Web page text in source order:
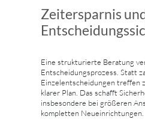
Zeitersparnis
Eine strukturierte Beratung
Entscheidungsprozess. Statt
Einzelentscheidungen treffen
klarer Plan. Das schafft
insbesondere bei größeren
kompletten Neueinrichtungen.